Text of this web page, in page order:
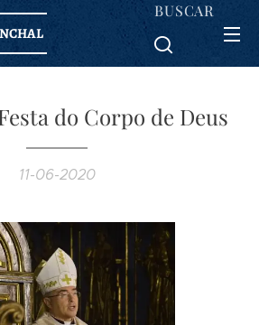
BUSCAR
do Corpo de Deus
11-06-2020